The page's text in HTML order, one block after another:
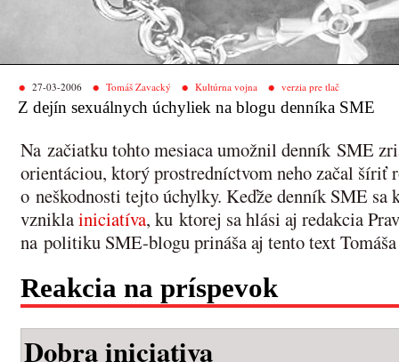
27-03-2006 Tomáš Zavacký Kultúrna vojna verzia pre tlač
Z dejín sexuálnych úchyliek na blogu denníka SME
Na začiatku tohto mesiaca umožnil denník SME
orientáciou, ktorý prostredníctvom neho začal šíriť
o neškodnosti tejto úchylky. Keďže denník SME
vzniklainiciatíva, ku ktorej sa hlási aj redakcia
na politiku SME-blogu prináša aj tento text
Reakcia na príspevok
Dobra iniciativa